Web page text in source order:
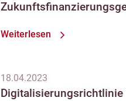
Weiterlesen
18.04.2023